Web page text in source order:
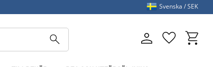
Favoriter
Svenska SEK